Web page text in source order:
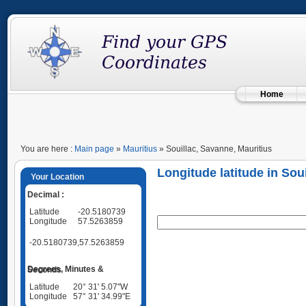
Home
You are here : Main page » Mauritius » Souillac, Savanne, Mauritius
Your Location
Decimal :
Latitude
-20.5180739
Longitude
57.5263859
-20.5180739,57.5263859
Degrees, Minutes & Seconds
Latitude
20° 31' 5.07"W
Longitude
57° 31' 34.99"E
Longitude latitude in